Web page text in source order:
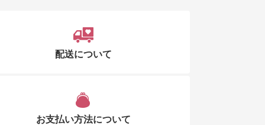
配送について
お支払い方法について